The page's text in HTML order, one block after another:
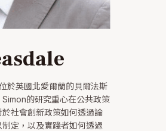
於英國北愛爾蘭的貝爾法斯
的研究重心在公共政策
社會創新政策如何透過論
定，以及實踐者如何透過